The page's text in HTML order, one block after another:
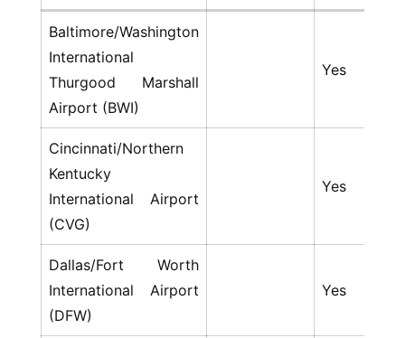
Baltimore/Washington
International
Thurgood Marshall
Airport (BWI)
Yes
Cincinnati/Northern
Kentucky
International Airport
(CVG)
Yes
Dallas/Fort Worth
International Airport
(DFW)
Yes